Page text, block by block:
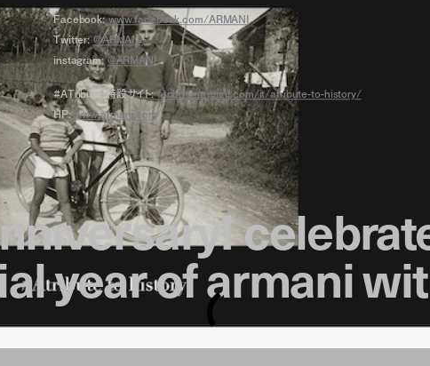
Facebook:www.facebook.com/ARMANI
Twitter:@ARMANI
instagram:@ARMANI
#ATribute 特設サイト:atribute.armani.com/it/atribute-to-history/
HP:www.armani.com
year of armani